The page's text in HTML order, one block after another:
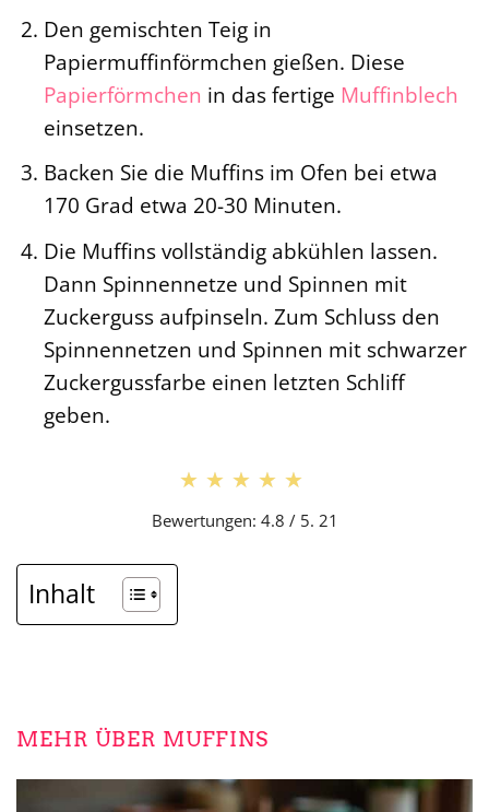
Den gemischten Teig in
Papiermuffinförmchen gießen. Diese
Papierförmchen in das fertige Muffinblech
einsetzen.
Backen Sie die Muffins im Ofen bei etwa
170 Grad etwa 20-30 Minuten.
Die Muffins vollständig abkühlen lassen.
Dann Spinnennetze und Spinnen mit
Zuckerguss aufpinseln. Zum Schluss den
Spinnennetzen und Spinnen mit schwarzer
Zuckergussfarbe einen letzten Schliff
geben.
★★★★★
★★★★★
Bewertungen: 4.8 / 5. 21
Inhalt
MEHR ÜBER MUFFINS